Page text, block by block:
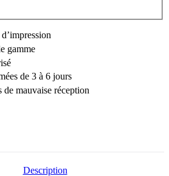
gamme
de 3 à 6 jours
de mauvaise réception
Description